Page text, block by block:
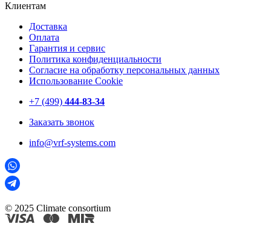
Клиентам
Доставка
Оплата
Гарантия и сервис
Политика конфиденциальности
Согласие на обработку персональных данных
Использование Cookie
+7 (499) 444-83-34
Заказать звонок
info@vrf-systems.com
© 2025 Climate consortium